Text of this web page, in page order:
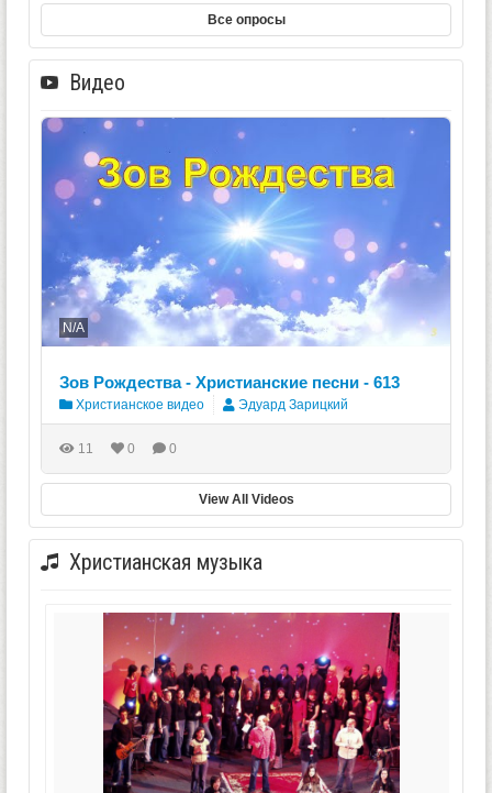
Все опросы
Видео
N/A
Зов Рождества - Христианские песни - 613
Христианское видео Эдуард Зарицкий
11 0 0
View All Videos
Христианская музыка